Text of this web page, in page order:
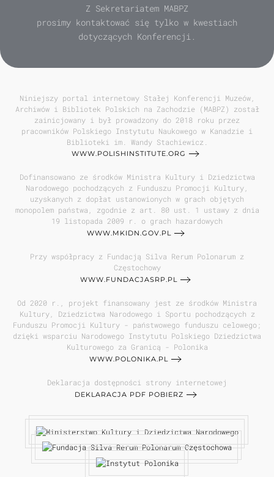
Z Sekretariatem MABPZ
prosimy kontaktować się tylko w kwestiach
dotyczących Konferencji.
Niniejszy portal internetowy Stałej Konferencji Muzeów,
Archiwów i Bibliotek Polskich na Zachodzie (MABPZ) został
zainicjowany i był prowadzony do 2018 roku przez
pracowników Polskiego Instytutu Naukowego w Kanadzie i
Biblioteki im. Wandy Stachiewicz.
WWW.POLISHINSTITUTE.ORG
Dofinansowano ze środków Ministra Kultury i Dziedzictwa
Narodowego pochodzących z Funduszu Promocji Kultury,
uzyskanych z dopłat ustanowionych w grach objętych
monopolem państwa, zgodnie z art. 80 ust. 1 ustawy z dnia
19 listopada 2009 r. o grach hazardowych
WWW.MKIDN.GOV.PL
Przy współpracy z Fundacją Silva Rerum Polonarum z
Częstochowy
WWW.FUNDACJASRP.PL
Od 2020 r., projekt finansowany jest ze środków Ministra
Kultury, Dziedzictwa Narodowego i Sportu pochodzących z
Funduszu Promocji Kultury - państwowego funduszu celowego;
dzięki wsparciu Narodowego Instytutu Polskiego Dziedzictwa
Kulturowego za Granicą - Polonika
WWW.POLONIKA.PL
Deklaracja dostępności strony internetowej
DEKLARACJA PDF POBIERZ